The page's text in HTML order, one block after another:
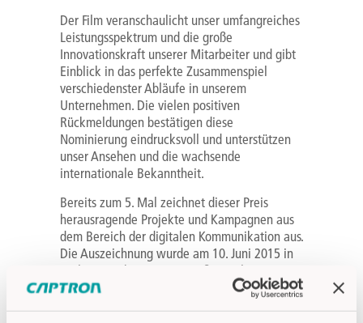
Der Film veranschaulicht unser umfangreiches
Leistungsspektrum und die große
Innovationskraft unserer Mitarbeiter und gibt
Einblick in das perfekte Zusammenspiel
verschiedenster Abläufe in unserem
Unternehmen. Die vielen positiven
Rückmeldungen bestätigen diese
Nominierung eindrucksvoll und unterstützen
unser Ansehen und die wachsende
internationale Bekanntheit.
Bereits zum 5. Mal zeichnet dieser Preis
herausragende Projekte und Kampagnen aus
dem Bereich der digitalen Kommunikation aus.
Die Auszeichnung wurde am 10. Juni 2015 in
Berlin im Rahmen einer großen Gala
verliehen. Eine namhafte Jury mit